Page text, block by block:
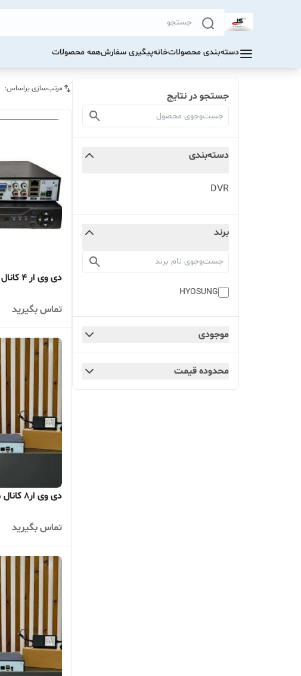
دسته‌بندی محصولاتخانهپیگیری سفارشهمه محصولات
جستجو در نتایج
دسته‌بندی
DVR
برند
HYOSUNG
موجودی
محدوده قیمت
مرتب‌سازی براساس:
دی وی ار 4 کانال 5 مگ 5 مگ رکورد
تماس بگیرید
دی وی ار8 کانال 5 مگ 2 مگ رکورد
تماس بگیرید